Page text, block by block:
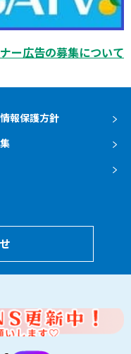
ー広告の募集について
報保護方針